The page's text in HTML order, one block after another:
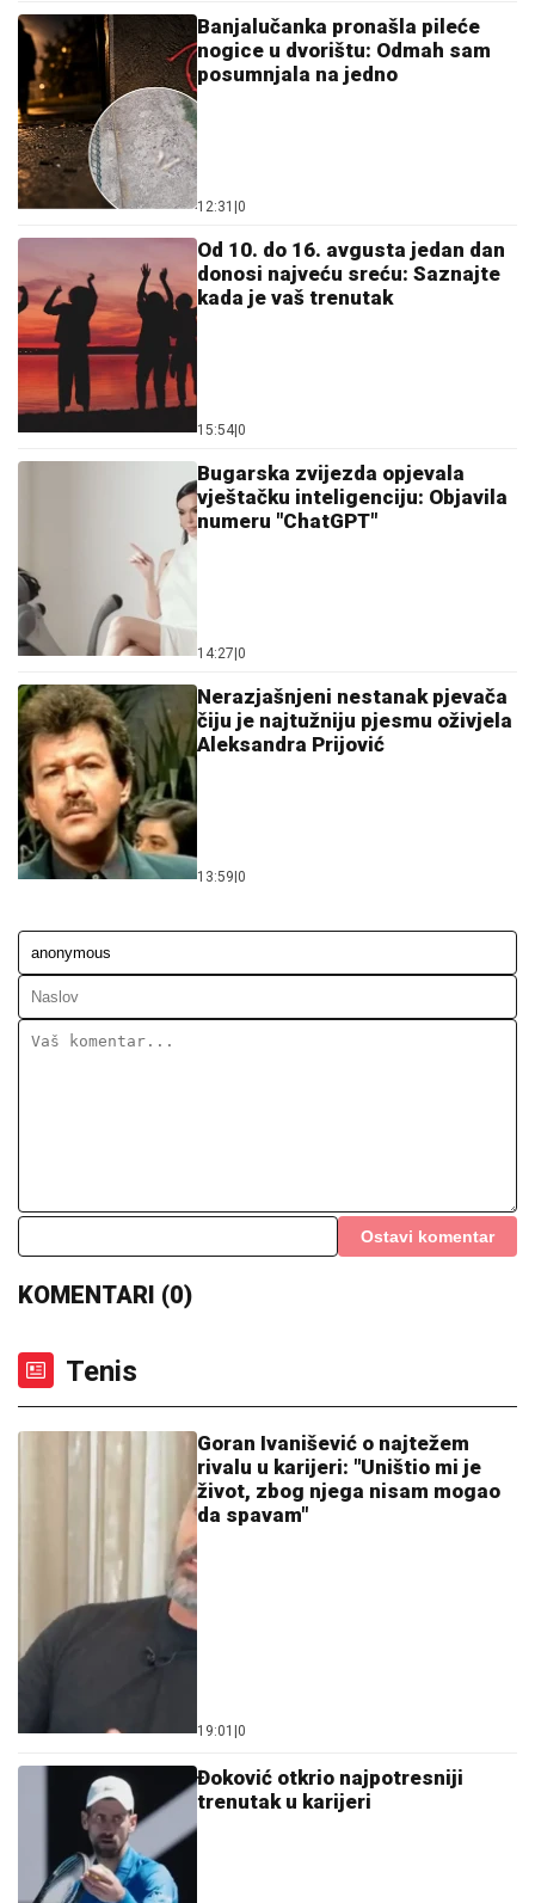
Banjalučanka pronašla pileće
nogice u dvorištu: Odmah sam
posumnjala na jedno
12:31 0
Od 10. do 16. avgusta jedan dan
donosi najveću sreću: Saznajte
kada je vaš trenutak
15:54 0
Bugarska zvijezda opjevala
vještačku inteligenciju: Objavila
numeru "ChatGPT"
14:27 0
Nerazjašnjeni nestanak pjevača
čiju je najtužniju pjesmu oživjela
Aleksandra Prijović
13:59 0
Ostavi komentar
KOMENTARI (0)
Tenis
Goran Ivanišević o najtežem
rivalu u karijeri: "Uništio mi je
život, zbog njega nisam mogao
da spavam"
19:01 0
Đoković otkrio najpotresniji
trenutak u karijeri